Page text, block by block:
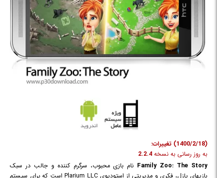
(1400/2/18) تغییرات:
به روز رسانی به نسخه 2.2.4
Family Zoo: The Story نام بازی محبوب، سرگرم کننده و جالب در سبک
بازیهای پازل، فکری و مدیریتی از استودیوی Plarium LLC است که برای سیستم